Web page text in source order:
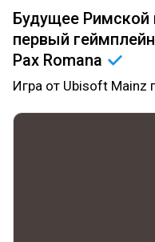
Будущее Римской
первый
Pax Romana
Игра от Ubisoft Mainz